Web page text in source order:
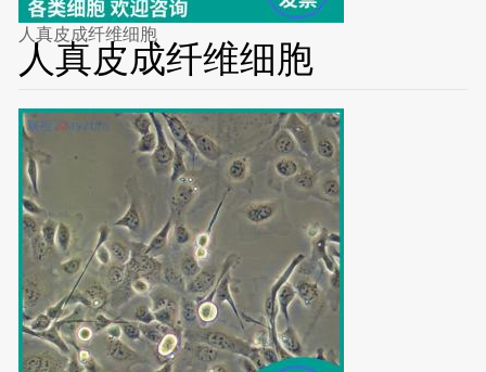
人真皮成纤维细胞
人真皮成纤维细胞